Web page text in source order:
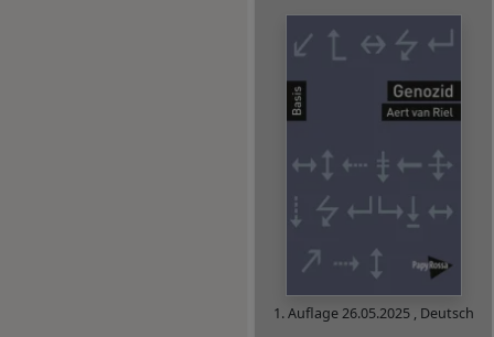
1. Auflage26.05.2025 , Deutsch